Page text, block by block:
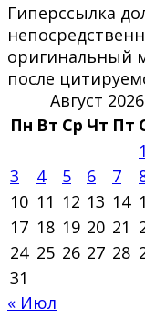
Гиперссылка
оригинальный
после
Август 2026
Пн Вт Ср Чт Пт
1
3
4 5 6 7
10 11 12 13 14
17 18 19 20 21
24 25 26 27 28
31
« Июл